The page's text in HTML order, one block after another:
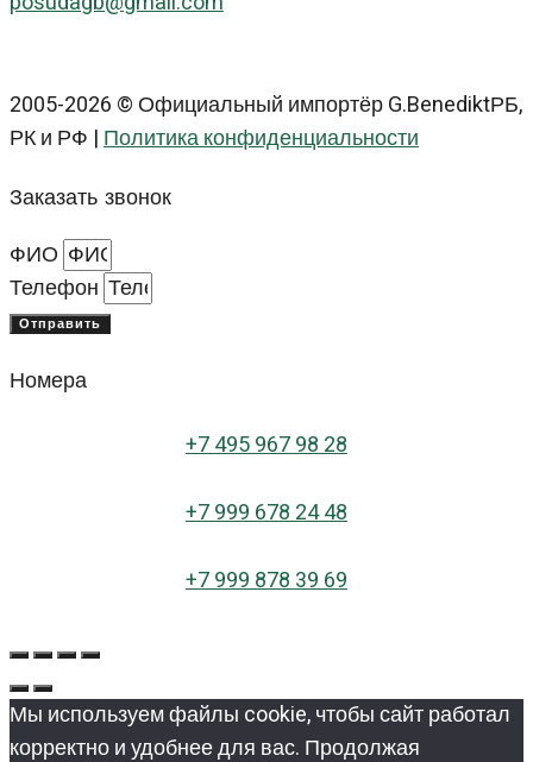
2005-2026 © Официальный импортёр G.BenediktРБ,
РК и РФ |Политика конфиденциальности
Заказать звонок
ФИО
Телефон
Отправить
Номера
+7 495 967 98 28
+7 999 678 24 48
+7 999 878 39 69
Мы используем файлы cookie, чтобы сайт работал
корректно и удобнее для вас. Продолжая